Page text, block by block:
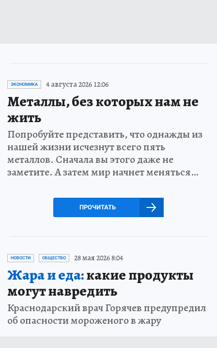
ЭКОНОМИКА 4 августа 2026 12:06
Металлы, без которых нам не
жить
Попробуйте представить, что однажды из
нашей жизни исчезнут всего пять
металлов. Сначала вы этого даже не
заметите. А затем мир начнет меняться…
ПРОЧИТАТЬ
НОВОСТИ ОБЩЕСТВО 28 мая 2026 8:04
Жара и еда:какие продукты
могут навредить
Краснодарский врач Горячев предупредил
об опасности мороженого в жару